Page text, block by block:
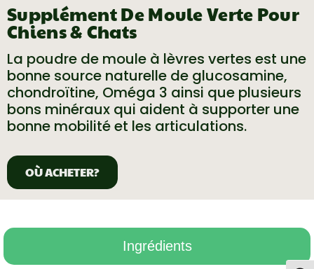
Supplément De Moule Verte Pour
Chiens & Chats
La poudre de moule à lèvres vertes est une
bonne source naturelle de glucosamine,
chondroïtine, Oméga 3 ainsi que plusieurs
bons minéraux qui aident à supporter une
bonne mobilité et les articulations.
OÙ ACHETER?
Ingrédients